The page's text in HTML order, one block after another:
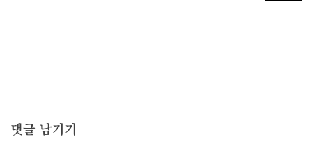
댓글 남기기